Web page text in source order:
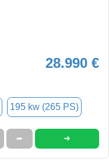
28.990 €
195 kw (265 PS)
➦ ➜